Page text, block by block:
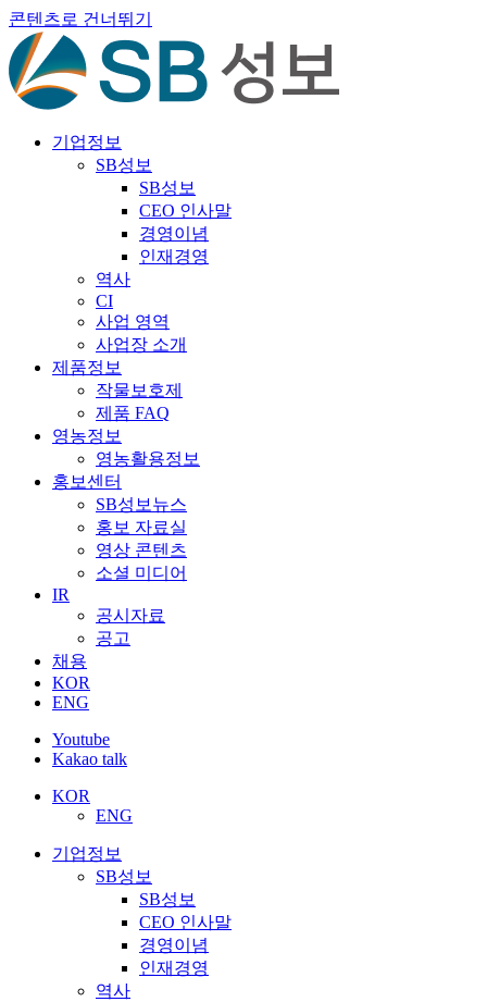
콘텐츠로 건너뛰기
기업정보
SB성보
SB성보
CEO 인사말
경영이념
인재경영
역사
CI
사업 영역
사업장 소개
제품정보
작물보호제
제품 FAQ
영농정보
영농활용정보
홍보센터
SB성보뉴스
홍보 자료실
영상 콘텐츠
소셜 미디어
IR
공시자료
공고
채용
KOR
ENG
Youtube
Kakao talk
KOR
ENG
기업정보
SB성보
SB성보
CEO 인사말
경영이념
인재경영
역사